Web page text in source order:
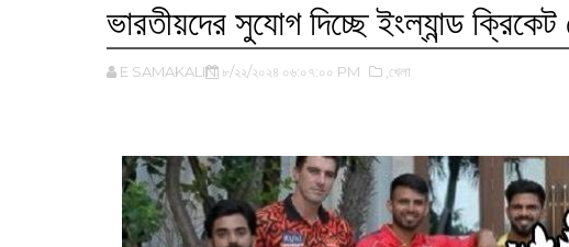
ভারতীয়দের সুযোগ দিচ্ছে ইংল্যান্ড ক্রিকেট
E SAMAKALIN ৮/২২/২০২৪ ০৬:০৭:০০ PM ,খেলা